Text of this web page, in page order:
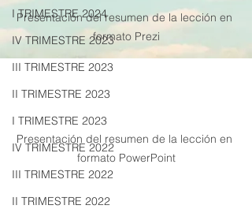
I TRIMESTRE 2024
IV TRIMESTRE 2023
III TRIMESTRE 2023
II TRIMESTRE 2023
I TRIMESTRE 2023
IV TRIMESTRE 2022
III TRIMESTRE 2022
II TRIMESTRE 2022
Presentación del resumen de la lección en
formato Prezi
Presentación del resumen de la lección en
formato PowerPoint